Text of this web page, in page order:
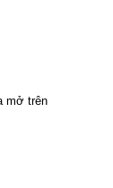
mở trên